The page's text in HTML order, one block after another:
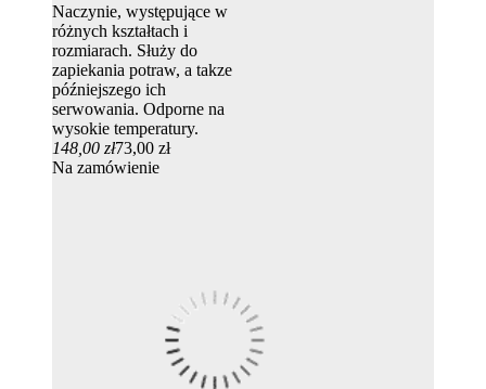
Naczynie, występujące w
różnych kształtach i
rozmiarach. Służy do
zapiekania potraw, a takze
późniejszego ich
serwowania. Odporne na
wysokie temperatury.
148,00 zł73,00 zł
Na zamówienie